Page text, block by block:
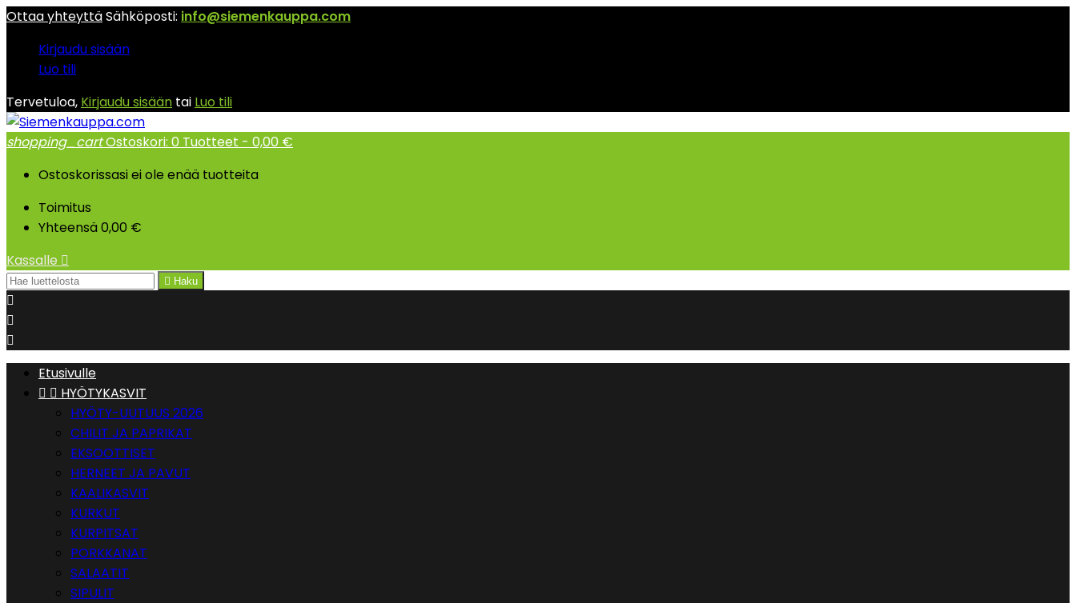
Ottaa yhteyttäSähköposti: info@siemenkauppa.com
Kirjaudu sisään
Luo tili
Tervetuloa, Kirjaudu sisään tai Luo tili
shopping_cartOstoskori: 0 Tuotteet - 0,00 €
Ostoskorissasi ei ole enää tuotteita
Toimitus
Yhteensä0,00 €
Kassalle 
 Haku



Etusivulle
  HYÖTYKASVIT
HYÖTY-UUTUUS 2026
CHILIT JA PAPRIKAT
EKSOOTTISET
HERNEET JA PAVUT
KAALIKASVIT
KURKUT
KURPITSAT
PORKKANAT
SALAATIT
SIPULIT